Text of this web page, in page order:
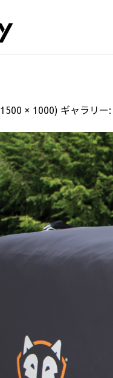
1500 × 1000) ギャラリー: